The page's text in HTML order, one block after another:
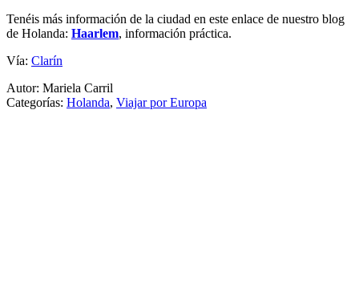
Tenéis más información de la ciudad en este enlace de nuestro blog
de Holanda: Haarlem, información práctica.
Vía: Clarín
Autor: Mariela Carril
Categorías: Holanda, Viajar por Europa